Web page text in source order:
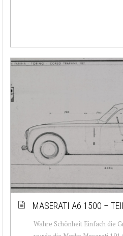
MASERATI A6 1500 –
Wahre Schönheit Einfach die